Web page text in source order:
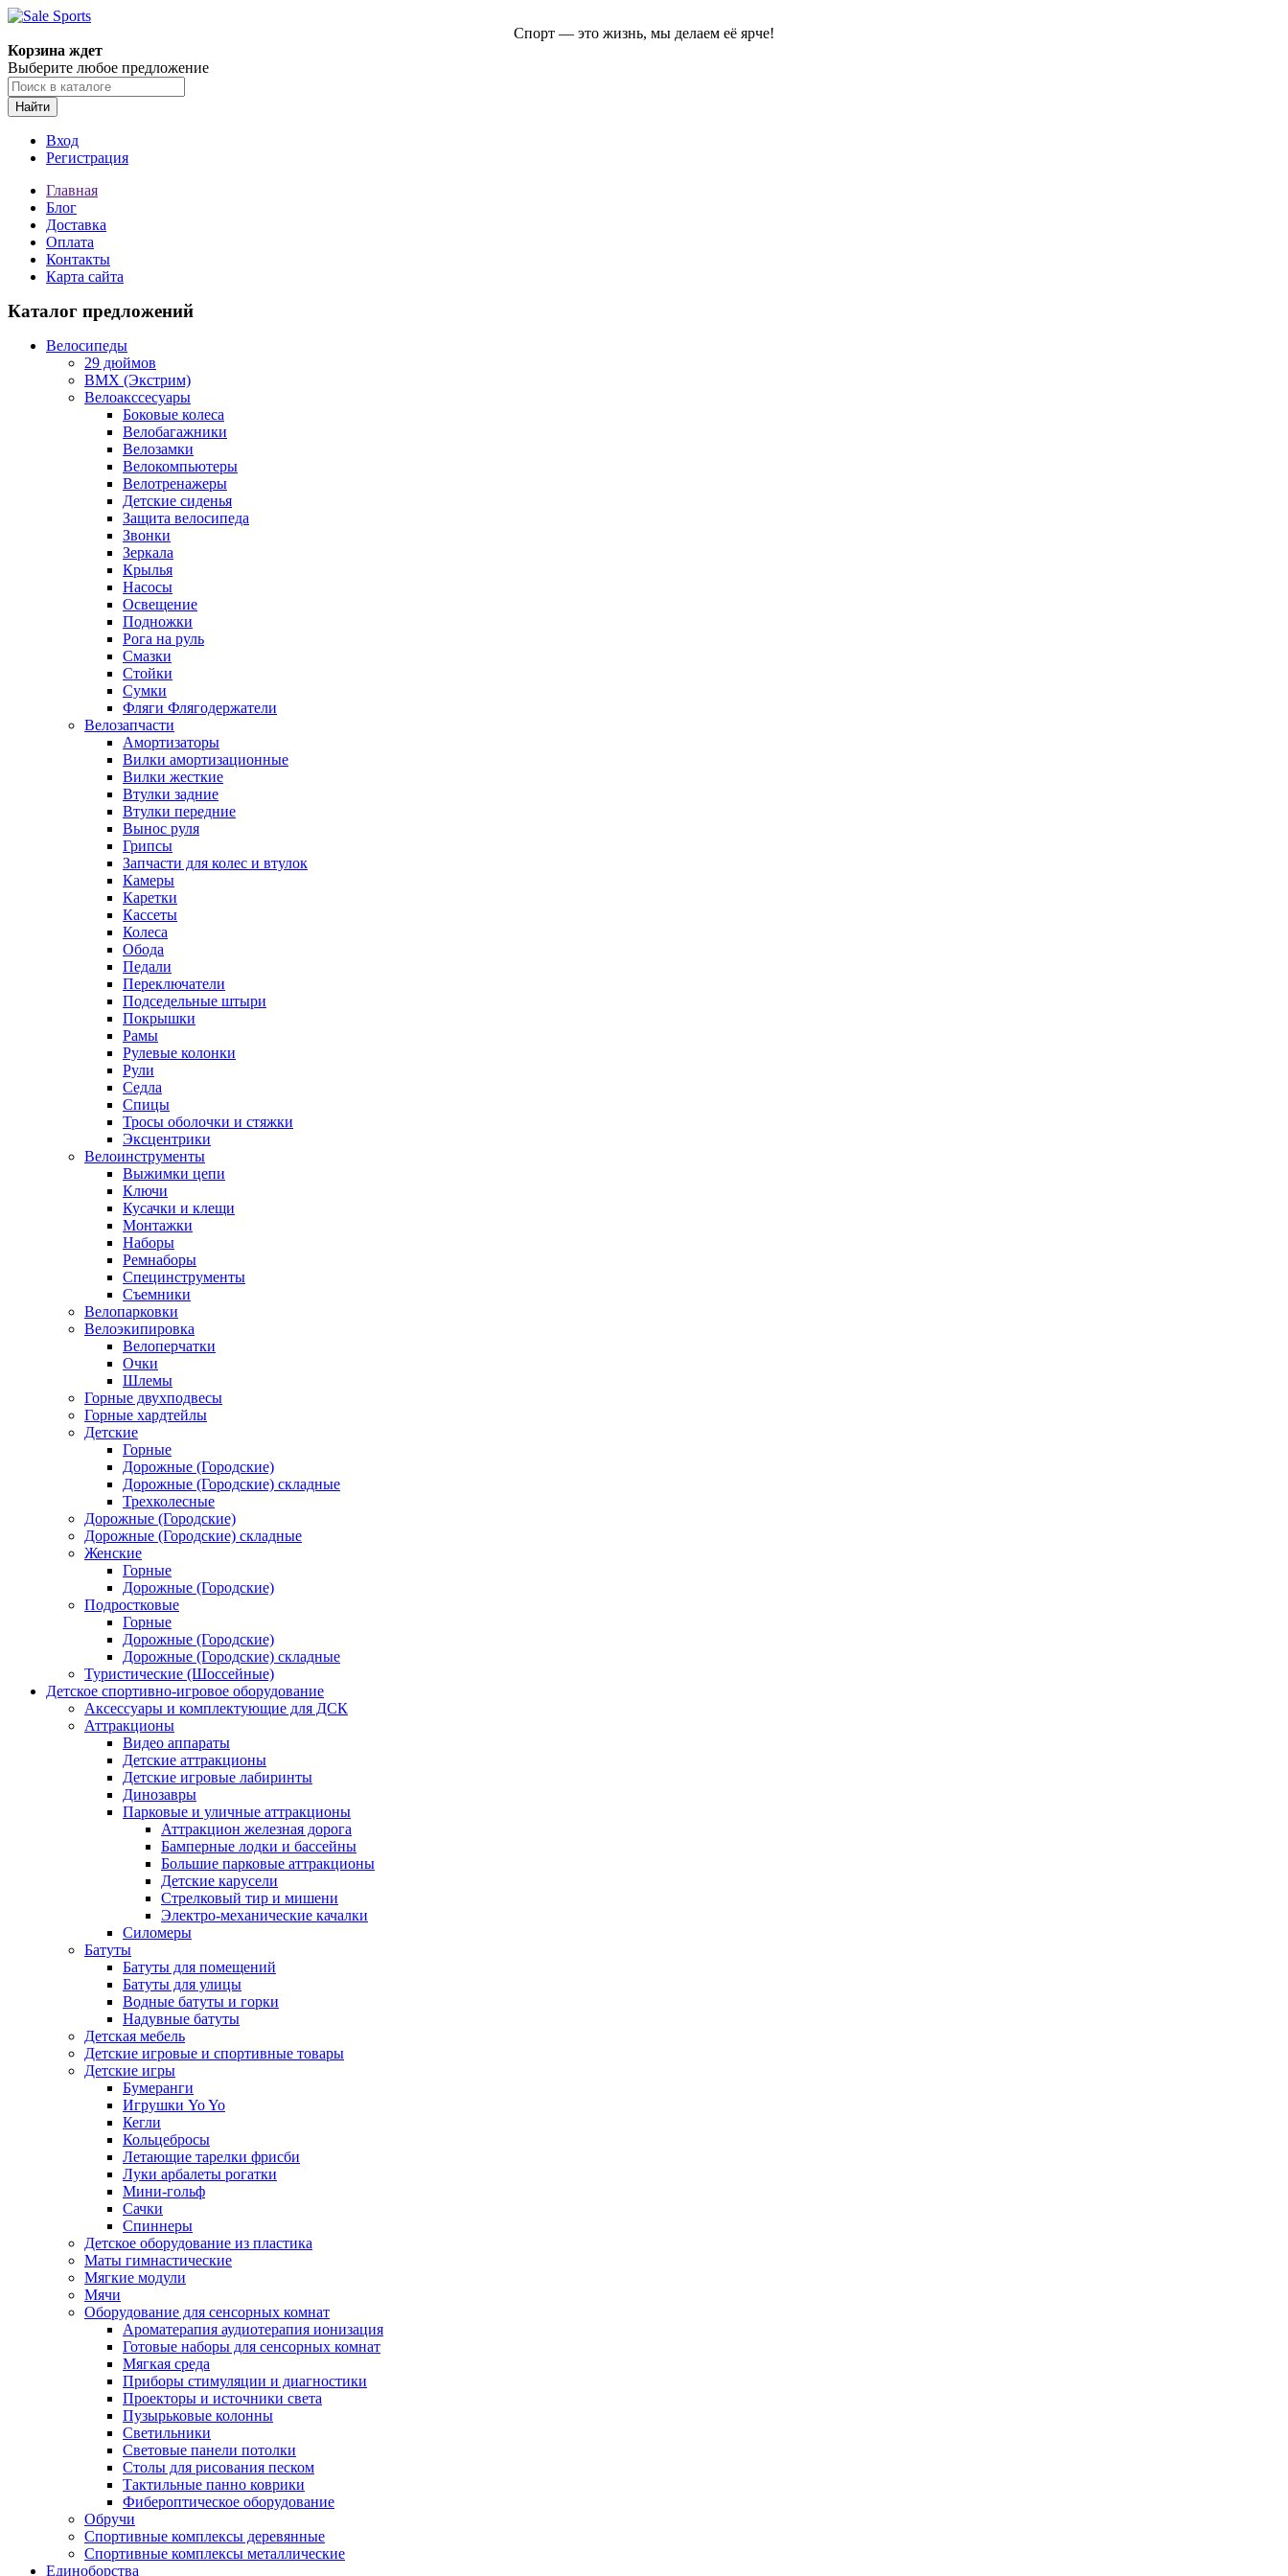
Спорт — это жизнь, мы делаем её ярче!
Корзина ждет
Выберите любое предложение
Найти
Вход
Регистрация
Главная
Блог
Доставка
Оплата
Контакты
Карта сайта
Каталог предложений
Велосипеды
29 дюймов
BMX (Экстрим)
Велоакссесуары
Боковые колеса
Велобагажники
Велозамки
Велокомпьютеры
Велотренажеры
Детские сиденья
Защита велосипеда
Звонки
Зеркала
Крылья
Насосы
Освещение
Подножки
Рога на руль
Смазки
Стойки
Сумки
Фляги Флягодержатели
Велозапчасти
Амортизаторы
Вилки амортизационные
Вилки жесткие
Втулки задние
Втулки передние
Вынос руля
Грипсы
Запчасти для колес и втулок
Камеры
Каретки
Кассеты
Колеса
Обода
Педали
Переключатели
Подседельные штыри
Покрышки
Рамы
Рулевые колонки
Рули
Седла
Спицы
Тросы оболочки и стяжки
Эксцентрики
Велоинструменты
Выжимки цепи
Ключи
Кусачки и клещи
Монтажки
Наборы
Ремнаборы
Специнструменты
Съемники
Велопарковки
Велоэкипировка
Велоперчатки
Очки
Шлемы
Горные двухподвесы
Горные хардтейлы
Детские
Горные
Дорожные (Городские)
Дорожные (Городские) складные
Трехколесные
Дорожные (Городские)
Дорожные (Городские) складные
Женские
Горные
Дорожные (Городские)
Подростковые
Горные
Дорожные (Городские)
Дорожные (Городские) складные
Туристические (Шоссейные)
Детское спортивно-игровое оборудование
Аксессуары и комплектующие для ДСК
Аттракционы
Видео аппараты
Детские аттракционы
Детские игровые лабиринты
Динозавры
Парковые и уличные аттракционы
Аттракцион железная дорога
Бамперные лодки и бассейны
Большие парковые аттракционы
Детские карусели
Стрелковый тир и мишени
Электро-механические качалки
Силомеры
Батуты
Батуты для помещений
Батуты для улицы
Водные батуты и горки
Надувные батуты
Детская мебель
Детские игровые и спортивные товары
Детские игры
Бумеранги
Игрушки Yo Yo
Кегли
Кольцебросы
Летающие тарелки фрисби
Луки арбалеты рогатки
Мини-гольф
Сачки
Спиннеры
Детское оборудование из пластика
Маты гимнастические
Мягкие модули
Мячи
Оборудование для сенсорных комнат
Ароматерапия аудиотерапия ионизация
Готовые наборы для сенсорных комнат
Мягкая среда
Приборы стимуляции и диагностики
Проекторы и источники света
Пузырьковые колонны
Светильники
Световые панели потолки
Столы для рисования песком
Тактильные панно коврики
Фибероптическое оборудование
Обручи
Спортивные комплексы деревянные
Спортивные комплексы металлические
Единоборства